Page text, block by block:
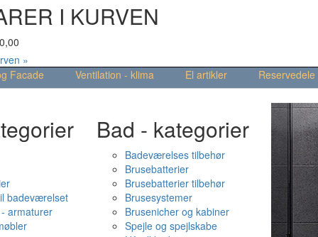
I KURVEN
0,00
»
Facade Ventilation - klima El artikler
Reservedele
badeværelset
armaturer
Bad - kategorier
Badeværelses tilbehør
Brusebatterier
Brusebatterier tilbehør
Brusesystemer
Brusenicher og kabiner
Spejle og spejlskabe